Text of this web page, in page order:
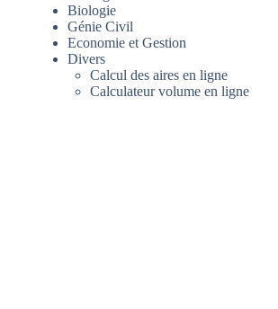
Biologie
Génie Civil
Economie et Gestion
Divers
Calcul des aires en ligne
Calculateur volume en ligne